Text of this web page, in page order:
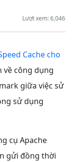
Lượt xem: 6,046
Cache cho
về công dụng
giữa việc sử
sử dụng
cụ Apache
gửi đồng thời